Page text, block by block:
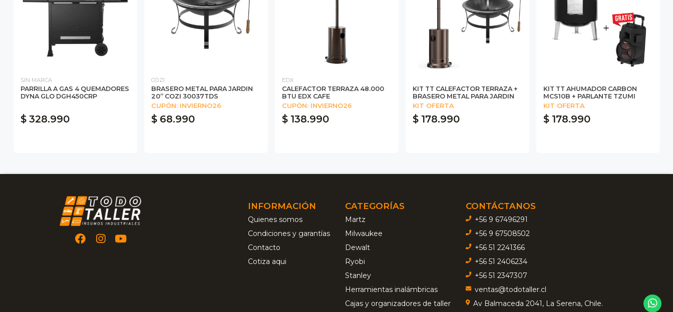
SIN MARCA
PARRILLA A GAS 4 QUEMADORES
DYNA GLO DGH450CRP
$ 328.990
COZI
BRASERO METAL PARA JARDIN
20” COZI 30037TDS
CUPÓN: INVIERNO26
$ 68.990
EDX
CALEFACTOR TERRAZA 48.000
BTU EDX CAFE
CUPÓN: INVIERNO26
$ 138.990
KIT TT CALEFACTOR TERRAZA +
BRASERO METAL PARA JARDIN
KIT OFERTA
$ 178.990
KIT TT AHUMADOR CARBON
MCS10B + PARLANTE TZUMI
KIT OFERTA
$ 178.990
INFORMACIÓN
Quienes somos
Condiciones y garantías
Contacto
Cotiza aqui
CATEGORÍAS
Martz
Milwaukee
Dewalt
Ryobi
Stanley
Herramientas inalámbricas
Cajas y organizadores de taller
CONTÁCTANOS
+56 9 67496291
+56 9 67508502
+56 51 2241366
+56 51 2406234
+56 51 2347307
ventas@todotaller.cl
Av Balmaceda 2041, La Serena, Chile.